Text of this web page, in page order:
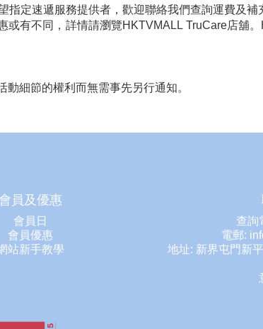
定速遞服務提供者，歡迎聯絡我們查詢運費及補
有不同，詳情請瀏覽HKTVMALL TruCare店舖
細節的權利而無需事先另行通知。
員及優惠
會員日
會員優惠
站新手教學
查詢
電郵:
地址: 新界屯門新